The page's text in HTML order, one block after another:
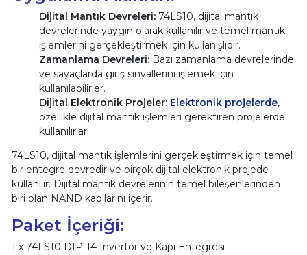
Dijital Mantık Devreleri:74LS10, dijital mantık
devrelerinde yaygın olarak kullanılır ve temel mantık
işlemlerini gerçekleştirmek için kullanışlıdır.
Zamanlama Devreleri:Bazı zamanlama devrelerinde
ve sayaçlarda giriş sinyallerini işlemek için
kullanılabilirler.
Dijital Elektronik Projeler: Elektronik projelerde,
özellikle dijital mantık işlemleri gerektiren projelerde
kullanılırlar.
74LS10, dijital mantık işlemlerini gerçekleştirmek için temel
bir entegre devredir ve birçok dijital elektronik projede
kullanılır. Dijital mantık devrelerinin temel bileşenlerinden
biri olan NAND kapılarını içerir.
Paket İçeriği:
1 x 74LS10 DIP-14 Invertör ve Kapı Entegresi